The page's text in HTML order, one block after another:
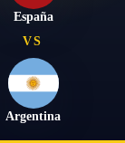
España
VS
Argentina